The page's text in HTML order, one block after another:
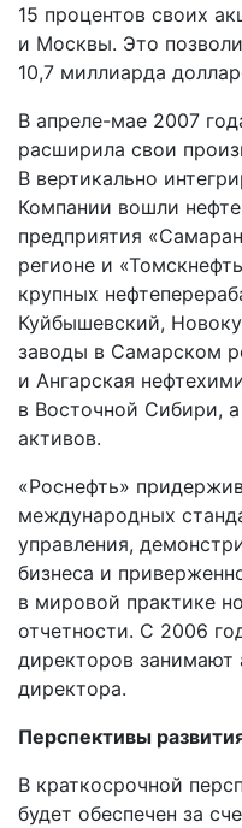
15 процентов своих
и Москвы. Это
10,7 миллиарда
В апреле-мае 2007
расширила свои
В вертикально
Компании вошли
предприятия
регионе и
крупных
Куйбышевский,
заводы в Самарском
и Ангарская
в Восточной Сибири,
активов.
«Роснефть»
международных
управления,
бизнеса и
в мировой практике
отчетности. С 2006
директоров занимают
директора.
Перспективы
В краткосрочной
будет обеспечен за